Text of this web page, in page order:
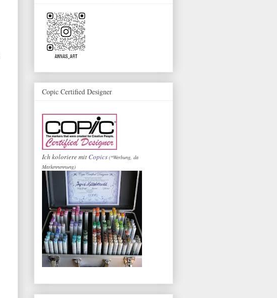
Copic Certified Designer
Ich koloriere mit Copics (*Werbung, da
Markennennung)